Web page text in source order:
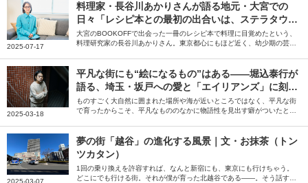
2025-07-17
料理家・長谷川あかりさんが語る地元・大宮での
日々「レシピ本との最初の出合いは、ステラタウン
のBOOKOFFでした」
大宮のBOOKOFFで出会った一冊のレシピ本で料理に目覚めたという、
料理研究家の長谷川あかりさん。東京都心にもほど近く、幼少期の芸能
いただきました。
2025-03-18
平凡な街にも“絵になるもの”はある――堀込泰行が
語る、埼玉・坂戸への愛と「エイリアンズ」に刻ま
れた原風景
ものすごく大自然に囲まれた場所や海が近いところではなく、平凡な街
で育ったからこそ、平凡なもののなかに物語性を見出す癖がついたと思
について伺いました。
2025-03-07
夢の街「越谷」の進化する風景｜文・お抹茶（トン
ツカタン）
1回の乗り換えを許容すれば、なんと新宿にも、東京にも行けちゃう。
どこにでも行ける街。それが僕が育った北越谷である――。そう話すの